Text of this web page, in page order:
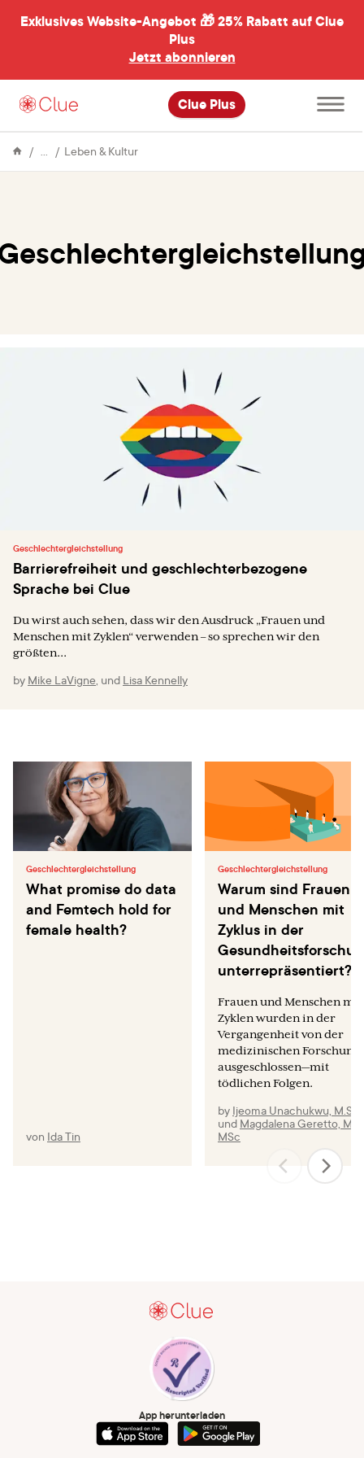
Exklusives Website-Angebot 🎁25% Rabatt auf Clue
Plus
Jetzt abonnieren
Clue Plus
öffnen
Enzyklopädie
Leben & KulturGeschlechtergleichstellung
Geschlechtergleichstellung
Barrierefreiheit und geschlechterbezogene
Sprache bei Clue
Du wirst auch sehen, dass wir den Ausdruck „Frauen und
Menschen mit Zyklen“ verwenden – so sprechen wir den
größten...
by Mike LaVigne und Lisa Kennelly
Geschlechtergleichstellung
What promise do data
and Femtech hold for
female health?
von Ida Tin
Geschlechtergleichstellung
Warum sind Frauen
und Menschen mit
Zyklus in der
unterrepräsentiert?
Frauen und Menschen mit
Zyklen wurden in der
Vergangenheit von der
medizinischen Forschung
ausgeschlossen—mit
tödlichen Folgen.
by Ijeoma Unachukwu, M.S.
und Magdalena Geretto, MD,
MSc
App herunterladen